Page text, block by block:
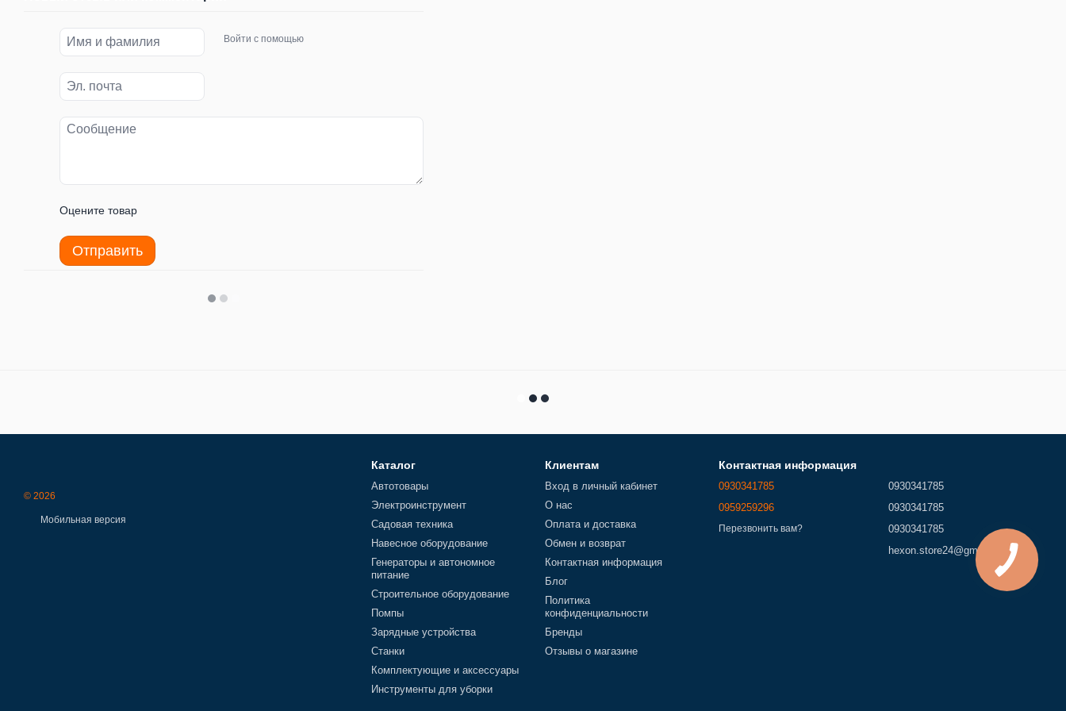
Войти с помощью
Оцените товар
Отправить
© 2026
Мобильная версия
Каталог
Автотовары
Электроинструмент
Садовая техника
Навесное оборудование
Генераторы и автономное
питание
Строительное оборудование
Помпы
Зарядные устройства
Станки
Комплектующие и аксессуары
Инструменты для уборки
Клиентам
Вход в личный кабинет
О нас
Оплата и доставка
Обмен и возврат
Контактная информация
Блог
Политика
конфиденциальности
Бренды
Отзывы о магазине
Контактная информация
0930341785
0959259296
Перезвонить вам?
0930341785
0930341785
0930341785
hexon.store24@gmail.com